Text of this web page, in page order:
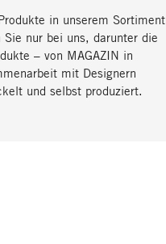
in unserem Sortiment
Sie nur bei uns, darunter die
– von MAGAZIN in
mit Designern
und selbst produziert.